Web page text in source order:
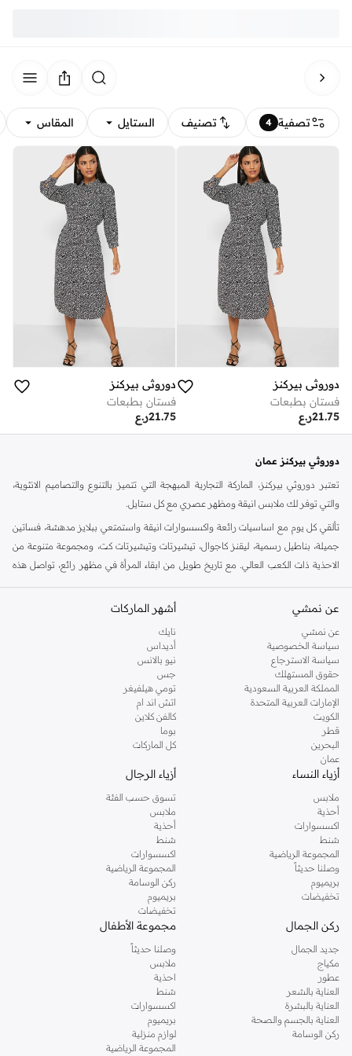
تصفية 4 تصنيف الستايل المقاس
دوروثي بيركنز
فستان بطبعات
ر.ع21.75
دوروثي بيركنز
فستان بطبعات
ر.ع21.75
دوروثي بيركنز عمان
تعتبر دوروثي بيركنز، الماركة التجارية المبهجة التي تتميز بالتنوع والتصاميم الانثوية،
والتي توفر لك ملابس انيقة ومظهر عصري مع كل ستايل.
تألقي كل يوم مع اساسيات رائعة واكسسوارات انيقة واستمتعي ببلايز مدهشة، فساتين
جميلة، بناطيل رسمية، ليقنز كاجوال، تيشيرتات وتيشيرتات كت، ومجموعة متنوعة من
الاحذية ذات الكعب العالي. مع تاريخ طويل من ابقاء المرأة في مظهر رائع، تواصل هذه
كنت تقومين بتجديد خزانة ملابسك الملائمة للعمل، البحث عن فستان مثالي للحفلات او
اليه.
تسوقي دوروثي بيركنز اون لاين مسقط
تسوقي دوروثي بيركنز اون لاين من نمشي واستمتعي باكثر من الف ستايل من مجموعة
دوروثي بيركنز الشهيرة. تصفحي المجموعة كاملة في متجر دوروثي بيركنز اون لاين او
استخدمي القائمة لتحديد تجربة تسوق دوروثي بيركنز اون لاين. خدمة التوصيل السريعة
والدعم الاستثنائي يضمن لك تجربة تسوق ممتعة دائما مع نمشي.
عن نمشي
عن نمشي
سياسة الخصوصية
سياسة الاسترجاع
حقوق المستهلك
المملكة العربية السعودية
الإمارات العربية المتحدة
الكويت
قطر
البحرين
عمان
أشهر الماركات
نايك
أديداس
نيو بالانس
جس
تومي هيلفيغر
اتش اند ام
كالفن كلاين
بوما
كل الماركات
أزياء النساء
ملابس
أحذية
اكسسوارات
شنط
المجموعة الرياضية
وصلنا حديثاً
بريميوم
تخفيضات
أزياء الرجال
تسوق حسب الفئة
ملابس
أحذية
شنط
اكسسوارات
المجموعة الرياضية
ركن الوسامة
بريميوم
تخفيضات
ركن الجمال
جديد الجمال
مكياج
عطور
العناية بالشعر
العناية بالبشرة
العناية بالجسم والصحة
ركن الوسامة
مجموعة الأطفال
وصلنا حديثاً
ملابس
احذية
شنط
اكسسوارات
بريميوم
لوازم منزلية
المجموعة الرياضية